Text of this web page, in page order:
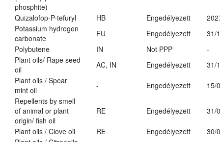
phosphite)
Quizalofop-P-tefuryl HB Engedélyezett
Potassium hydrogen
carbonate
FU Engedélyezett
31/
Polybutene
IN Not PPP
-
Plant oils/ Rape seed
oil
AC, IN Engedélyezett
31/
Plant oils / Spear
mint oil
- Engedélyezett
15/
Repellents by smell
of animal or plant
origin/ fish oil
RE Engedélyezett 31/
Plant oils / Clove oil RE Engedélyezett
30/